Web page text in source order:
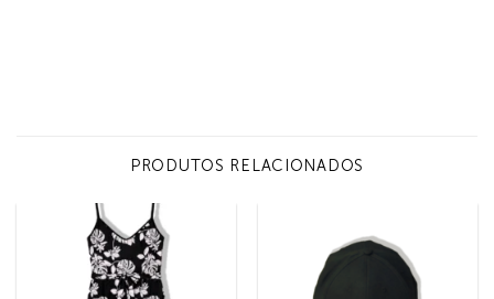
PRODUTOS RELACIONADOS